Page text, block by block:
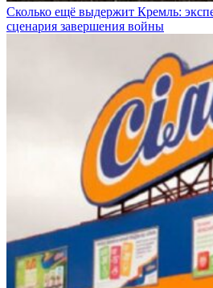
Сколько ещё выдержит Кремль:
сценария завершения войны